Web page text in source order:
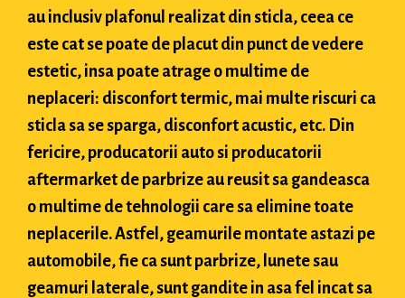
au inclusiv plafonul realizat din sticla, ceea ce
este cat se poate de placut din punct de vedere
estetic, insa poate atrage o multime de
neplaceri: disconfort termic, mai multe riscuri ca
sticla sa se sparga, disconfort acustic, etc. Din
fericire, producatorii auto si producatorii
aftermarket de parbrize au reusit sa gandeasca
o multime de tehnologii care sa elimine toate
neplacerile. Astfel, geamurile montate astazi pe
automobile, fie ca sunt parbrize, lunete sau
geamuri laterale, sunt gandite in asa fel incat sa